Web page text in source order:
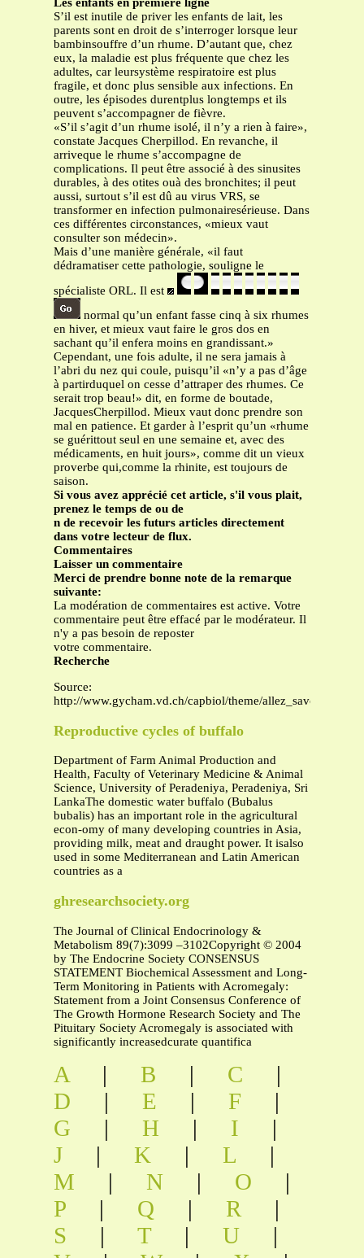
Les enfants en première ligne
S’il est inutile de priver les enfants de lait, les
parents sont en droit de s’interroger lorsque leur
bambinsouffre d’un rhume. D’autant que, chez
eux, la maladie est plus fréquente que chez les
adultes, car leursystème respiratoire est plus
fragile, et donc plus sensible aux infections. En
outre, les épisodes durentplus longtemps et ils
peuvent s’accompagner de fièvre.
«S’il s’agit d’un rhume isolé, il n’y a rien à faire»,
constate Jacques Cherpillod. En revanche, il
arriveque le rhume s’accompagne de
complications. Il peut être associé à des sinusites
durables, à des otites ouà des bronchites; il peut
aussi, surtout s’il est dû au virus VRS, se
transformer en infection pulmonairesérieuse. Dans
ces différentes circonstances, «mieux vaut
consulter son médecin».
Mais d’une manière générale, «il faut
dédramatiser cette pathologie, souligne le
spécialiste ORL. Il est
normal qu’un enfant fasse cinq à six rhumes
en hiver, et mieux vaut faire le gros dos en
sachant qu’il enfera moins en grandissant.»
Cependant, une fois adulte, il ne sera jamais à
l’abri du nez qui coule, puisqu’il «n’y a pas d’âge
à partirduquel on cesse d’attraper des rhumes. Ce
serait trop beau!» dit, en forme de boutade,
JacquesCherpillod. Mieux vaut donc prendre son
mal en patience. Et garder à l’esprit qu’un «rhume
se guérittout seul en une semaine et, avec des
médicaments, en huit jours», comme dit un vieux
proverbe qui,comme la rhinite, est toujours de
saison.
Si vous avez apprécié cet article, s'il vous plait,
prenez le temps de ou de
n de recevoir les futurs articles directement
dans votre lecteur de flux.
Commentaires
Laisser un commentaire
Merci de prendre bonne note de la remarque
suivante:
La modération de commentaires est active. Votre
commentaire peut être effacé par le modérateur. Il
n'y a pas besoin de reposter
votre commentaire.
Recherche
Source:
http://www.gycham.vd.ch/capbiol/theme/
Reproductive cycles of buffalo
Department of Farm Animal Production and
Health, Faculty of Veterinary Medicine & Animal
Science, University of Peradeniya, Peradeniya, Sri
LankaThe domestic water buffalo (Bubalus
bubalis) has an important role in the agricultural
econ-omy of many developing countries in Asia,
providing milk, meat and draught power. It isalso
used in some Mediterranean and Latin American
countries as a
ghresearchsociety.org
The Journal of Clinical Endocrinology &
Metabolism 89(7):3099 –3102Copyright © 2004
by The Endocrine Society CONSENSUS
STATEMENT Biochemical Assessment and Long-
Term Monitoring in Patients with Acromegaly:
Statement from a Joint Consensus Conference of
The Growth Hormone Research Society and The
Pituitary Society Acromegaly is associated with
significantly increasedcurate quantifica
A | B | C
|
D
| E | F
|
G
| H | I
|
J
| K | L
|
M
| N | O
|
P
| Q | R
|
S
| T | U
|